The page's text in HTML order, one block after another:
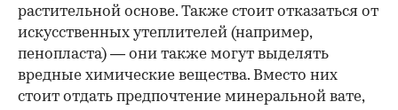
растительной основе. Также стоит отказаться от
искусственных утеплителей (например,
пенопласта) — они также могут выделять
вредные химические вещества. Вместо них
стоит отдать предпочтение минеральной вате,